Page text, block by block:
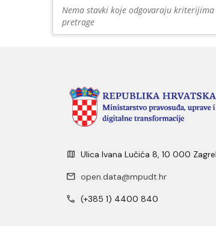
Nema stavki koje odgovaraju kriterijima
pretrage